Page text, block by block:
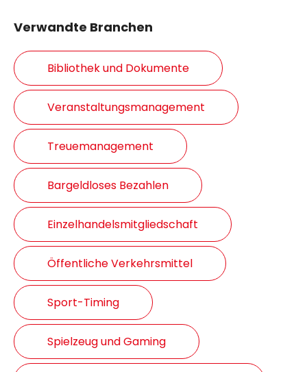
Verwandte Branchen
Bibliothek und Dokumente
Veranstaltungsmanagement
Treuemanagement
Bargeldloses Bezahlen
Einzelhandelsmitgliedschaft
Öffentliche Verkehrsmittel
Sport-Timing
Spielzeug und Gaming